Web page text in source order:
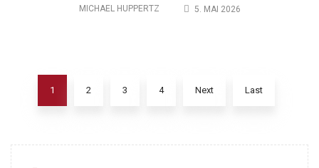
MICHAEL HUPPERTZ 5. MAI 2026
1 2 3 4 Next Last